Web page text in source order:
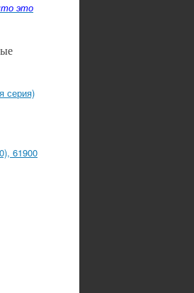
это
серия)
61900